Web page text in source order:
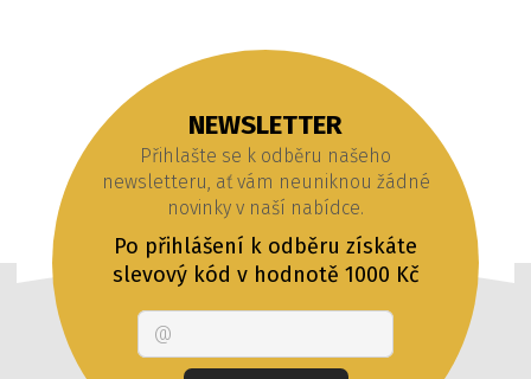
NEWSLETTER
Přihlašte se k odběru našeho
newsletteru, ať vám neuniknou žádné
novinky v naší nabídce.
Po přihlášení k odběru získáte
slevový kód v hodnotě 1000 Kč